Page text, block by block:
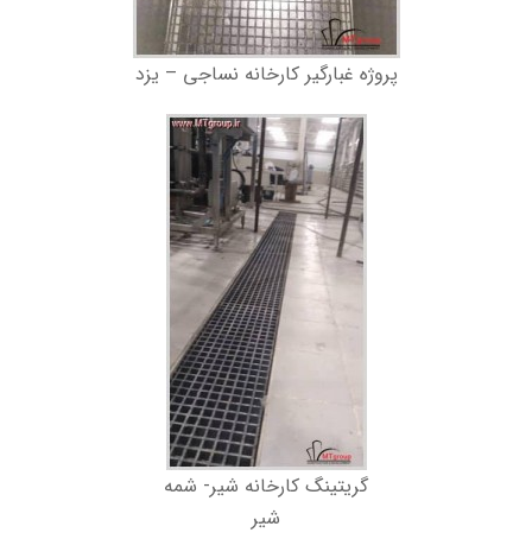
پروژه غبارگیر کارخانه نساجی – یزد
گریتینگ کارخانه شیر- شمه
شیر